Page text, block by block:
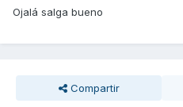
Ojalá salga bueno
Compartir